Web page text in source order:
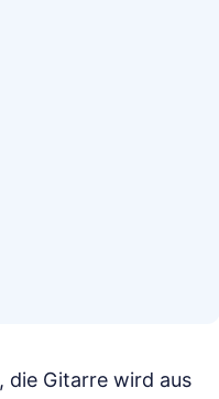
die Gitarre wird aus